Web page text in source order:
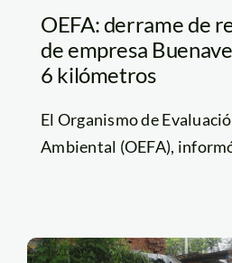
OEFA: derrame de
de empresa
6 kilómetros
El Organismo de
Ambiental (OEFA),